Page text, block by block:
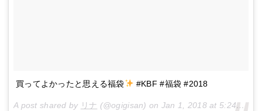
買ってよかったと思える福袋 #KBF #福袋 #2018
A post shared by リナ (@ogigisan) on Jan 1, 2018 at 5:24am PST